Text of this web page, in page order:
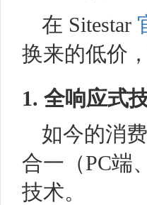
在 Sitestar
换来的低价
1. 全响应式
如今的消
合一（PC端
技术。